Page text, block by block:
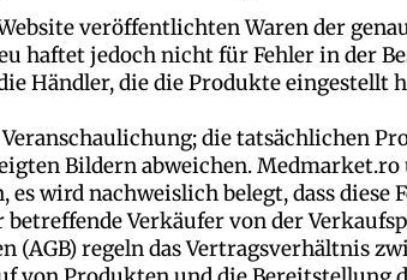
veröffentlichten Waren der
haftet jedoch nicht für Fehler in der
Händler, die die Produkte eingestellt
die tatsächlichen
Bildern abweichen.
wird nachweislich belegt, dass
betreffende Verkäufer von der
(AGB) regeln das Vertragsverhältnis